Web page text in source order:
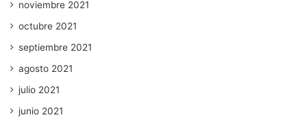
noviembre 2021
octubre 2021
septiembre 2021
agosto 2021
julio 2021
junio 2021